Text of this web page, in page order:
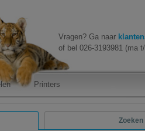
Vragen? Ga naar
of bel 026-3193981 (ma
Printers
Zoeken